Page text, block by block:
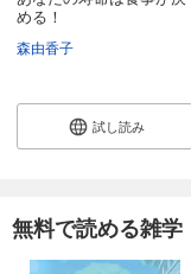
める！
森由香子
試し読み
無料で読める雑学